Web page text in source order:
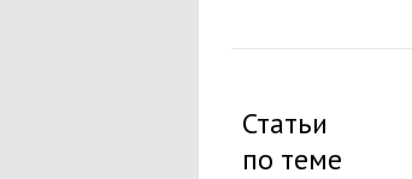
Статьи
по теме